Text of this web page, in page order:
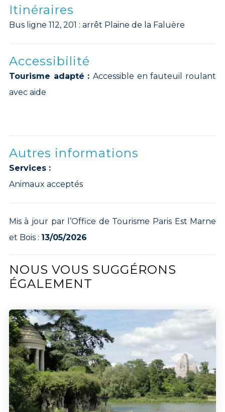
Itinéraires
Bus ligne 112, 201 : arrêt Plaine de la Faluère
Accessibilité
Tourisme adapté : Accessible en fauteuil roulant
avec aide
Autres informations
Services :
Animaux acceptés
Mis à jour par l’Office de Tourisme Paris Est Marne
et Bois : 13/05/2026
NOUS VOUS SUGGÉRONS
ÉGALEMENT